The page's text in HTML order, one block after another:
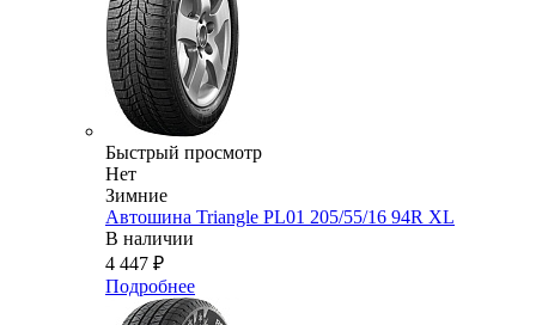
Быстрый просмотр
Нет
Зимние
Автошина Triangle PL01 205/55/16 94R XL
В наличии
4 447 ₽
Подробнее